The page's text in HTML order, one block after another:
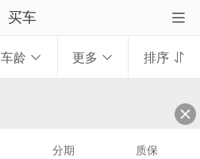
买车 
车龄  更多  排序 
分期 质保